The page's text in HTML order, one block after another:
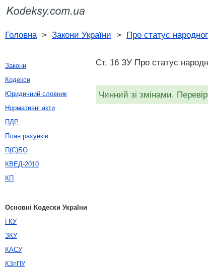
Головна> Закони України > Про статус
Ст. 16 ЗУ Про статус
Чинний зі змінами.
Закони
Кодекси
Юридичний словник
Нормативні акти
ПДР
План рахунків
П(С)БО
КВЕД-2010
КП
Основні Кодески України
ГКУ
ЗКУ
КАСУ
КЗпПУ